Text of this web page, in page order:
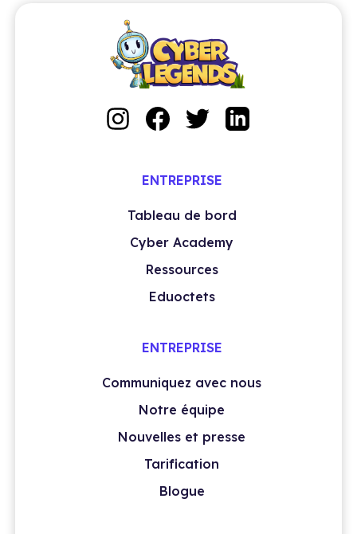
ENTREPRISE
Tableau de bord
Cyber Academy
Ressources
Eduoctets
ENTREPRISE
Communiquez avec nous
Notre équipe
Nouvelles et presse
Tarification
Blogue